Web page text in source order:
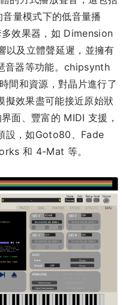
量模式下的低音量播
效果器，如 Dimension
以及立體聲延遲，並擁有
器等功能。 chipsynth
間和資源，對晶片進行了
擬效果盡可能接近原始狀
面、豐富的 MIDI 支援，
設，如Goto80、Fade
和 4-Mat 等。